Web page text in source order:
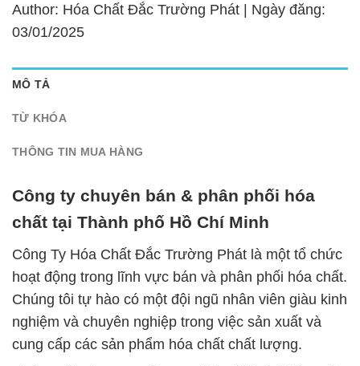
Author: Hóa Chất Đắc Trường Phát | Ngày đăng:
03/01/2025
MÔ TẢ
TỪ KHÓA
THÔNG TIN MUA HÀNG
Công ty chuyên bán & phân phối hóa
chất tại Thành phố Hồ Chí Minh
Công Ty Hóa Chất Đắc Trường Phát là một tổ chức
hoạt động trong lĩnh vực bán và phân phối hóa chất.
Chúng tôi tự hào có một đội ngũ nhân viên giàu kinh
nghiệm và chuyên nghiệp trong việc sản xuất và
cung cấp các sản phẩm hóa chất chất lượng.